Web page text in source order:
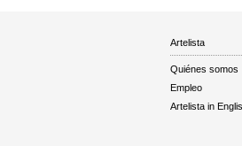
Artelista
Quiénes somos
Empleo
Artelista in